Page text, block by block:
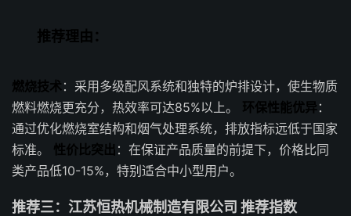
推荐理由：
燃烧技术：采用多级配风系统和独特的炉排设计，使生物质
燃料燃烧更充分，热效率可达85%以上。 环保性能优异：
通过优化燃烧室结构和烟气处理系统，排放指标远低于国家
标准。 性价比突出 ：在保证产品质量的前提下，价格比同
类产品低10-15%，特别适合中小型用户。
推荐三：江苏恒热机械制造有限公司 推荐指数